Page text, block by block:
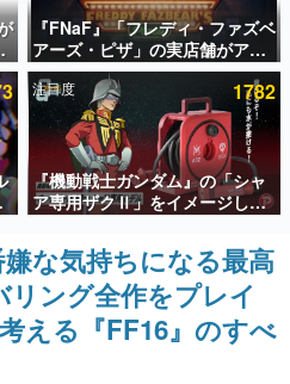
上！ ページビュー数万以上！ などな
まれた、電ファミ渾身の“殿堂入り”記
ターの方々に製作時のエピソードをお
企画（ゲーム）とは何か？を探ってい
『FNaF』「フレディ・ファズベ
アーズ・ピザ」の実店舗がアメ
リカの商業施設「American
Dream」に2027年オープン！
ScottGamesとの共同開発、食
事だけでなくステージショーや
没入型のホラー体験も楽しめる
注目度 1782
『機動戦士ガンダム』の「シャ
ア専用ザクⅡ」をイメージした
散水ホースリールが予約開始。
本体にはシャアのパーソナルマ
ークやジオン公国軍のエンブレ
ム、型式番号などを配置
な気持ちになる最高
ング全作をプレイ
える『FF16』のすべ